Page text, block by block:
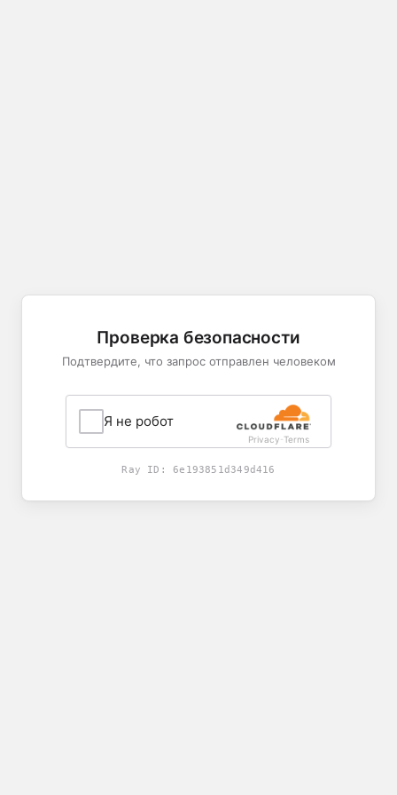
Проверка безопасности
Подтвердите, что запрос отправлен человеком
Я не робот
Privacy-Terms
Ray ID:6e193851d349d416